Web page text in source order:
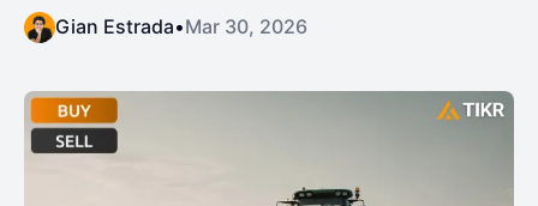
Gian Estrada•Mar 30, 2026